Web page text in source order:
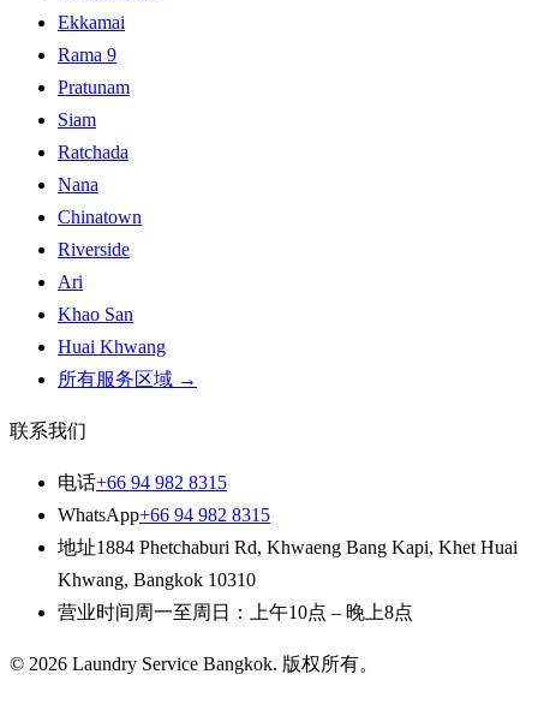
Ekkamai
Rama 9
Pratunam
Siam
Ratchada
Nana
Chinatown
Riverside
Ari
Khao San
Huai Khwang
所有服务区域 →
联系我们
电话+66 94 982 8315
WhatsApp+66 94 982 8315
地址1884 Phetchaburi Rd, Khwaeng Bang Kapi, Khet Huai
Khwang, Bangkok 10310
营业时间 周一至周日：上午10点 – 晚上8点
© 2026 Laundry Service Bangkok. 版权所有。